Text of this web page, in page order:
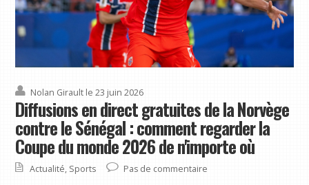
Nolan Girault le 23 juin 2026
Diffusions en direct gratuites de la Norvège
contre le Sénégal : comment regarder la
Coupe du monde 2026 de n'importe où
Actualité, Sports Pas de commentaire